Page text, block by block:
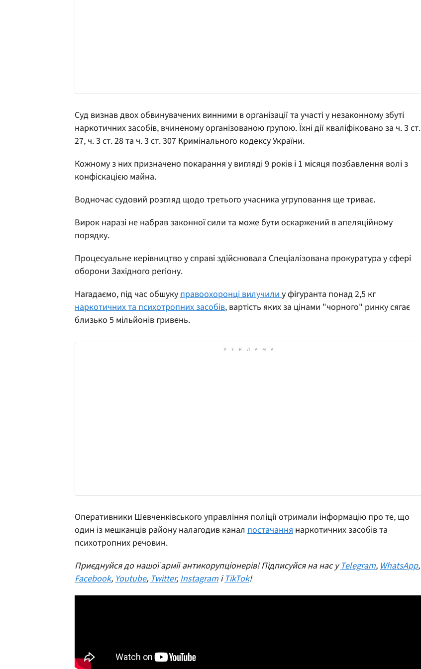
Суд визнав двох обвинувачених винними в організації та участі у незаконному збуті
наркотичних засобів, вчиненому організованою групою. Їхні дії кваліфіковано за ч. 3 ст.
27, ч. 3 ст. 28 та ч. 3 ст. 307 Кримінального кодексу України.
Кожному з них призначено покарання у вигляді 9 років і 1 місяця позбавлення волі з
конфіскацією майна.
Водночас судовий розгляд щодо третього учасника угруповання ще триває.
Вирок наразі не набрав законної сили та може бути оскаржений в апеляційному
порядку.
Процесуальне керівництво у справі здійснювала Спеціалізована прокуратура у сфері
оборони Західного регіону.
Нагадаємо, під час обшуку правоохоронці вилучили у фігуранта понад 2,5 кг
наркотичних та психотропних засобів, вартість яких за цінами "чорного" ринку сягає
близько 5 мільйонів гривень.
Оперативники Шевченківського управління поліції отримали інформацію про те, що
один із мешканців району налагодив канал постачання наркотичних засобів та
психотропних речовин.
Приєднуйся до нашої армії антикорупціонерів! Підписуйся на нас уTelegram, WhatsApp,
Facebook, Youtube, Twitter, Instagram і TikTok!